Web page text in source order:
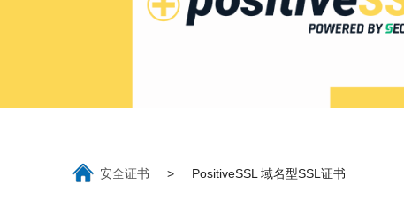
安全证书 > PositiveSSL 域名型SSL证书